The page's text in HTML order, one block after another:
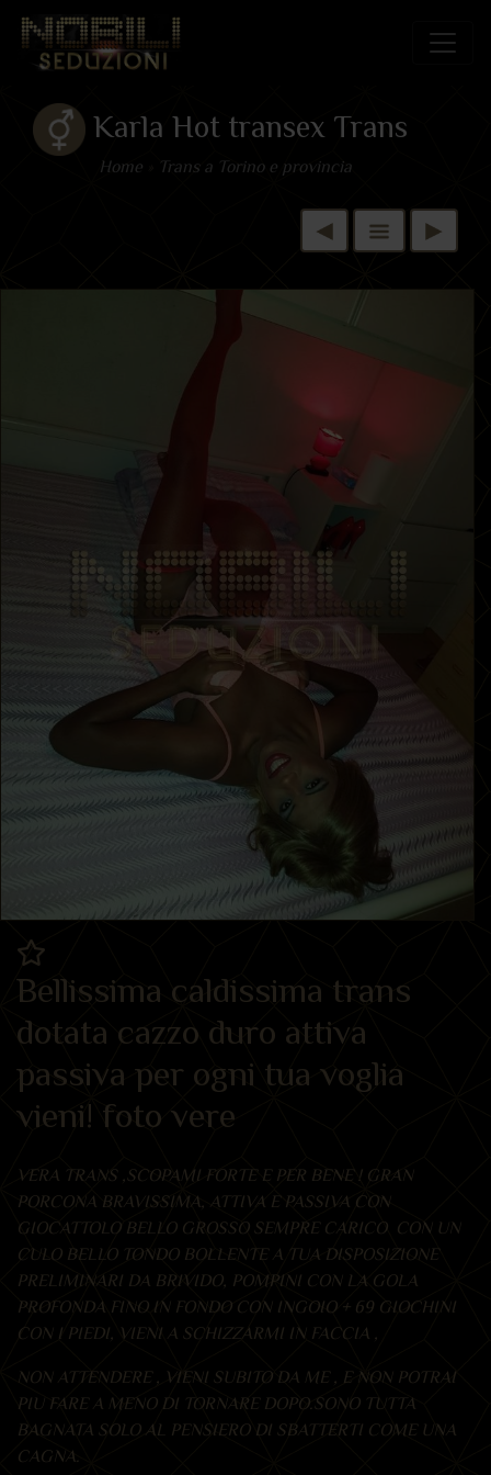
Karla Hot transex Trans
Home Trans a Torino e provincia
Bellissima caldissima trans
dotata cazzo duro attiva
passiva per ogni tua voglia
vieni! foto vere
VERA TRANS ,SCOPAMI FORTE E PER BENE ! GRAN
PORCONA BRAVISSIMA, ATTIVA E PASSIVA CON
GIOCATTOLO BELLO GROSSO SEMPRE CARICO CON UN
CULO BELLO TONDO BOLLENTE A TUA DISPOSIZIONE
PRELIMINARI DA BRIVIDO, POMPINI CON LA GOLA
PROFONDA FINO IN FONDO CON INGOIO + 69 GIOCHINI
CON I PIEDI, VIENI A SCHIZZARMI IN FACCIA ,
NON ATTENDERE , VIENI SUBITO DA ME , E NON POTRAI
PIU FARE A MENO DI TORNARE DOPO.SONO TUTTA
BAGNATA SOLO AL PENSIERO DI SBATTERTI COME UNA
CAGNA.